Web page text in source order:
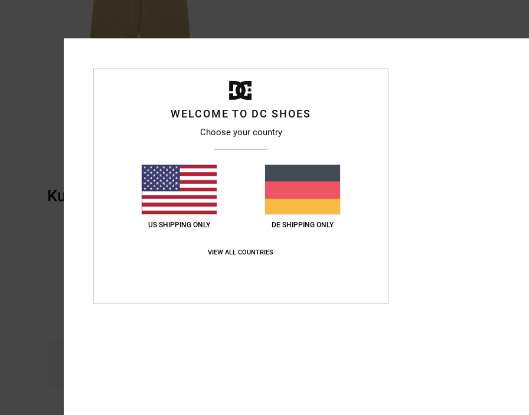
Kundenbewertungen
WELCOME TO DC SHOES
Choose your country
US SHIPPING ONLY DE SHIPPING ONLY
VIEW ALL COUNTRIES